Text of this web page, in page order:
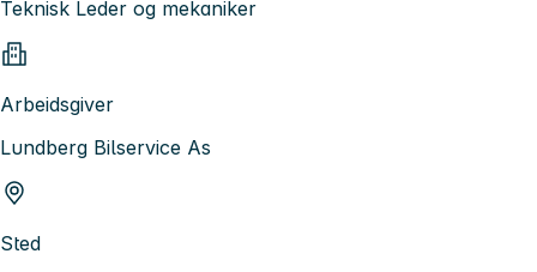
Teknisk Leder og mekaniker
Arbeidsgiver
Lundberg Bilservice As
Sted